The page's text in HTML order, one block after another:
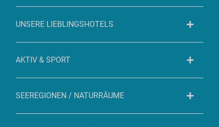
UNSERE LIEBLINGSHOTELS
AKTIV & SPORT
SEEREGIONEN / NATURRÄUME